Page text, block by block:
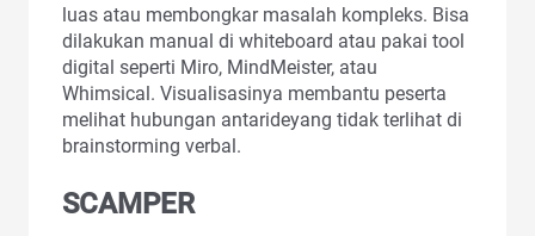
luas atau membongkar masalah kompleks. Bisa
dilakukan manual di whiteboard atau pakai tool
digital seperti Miro, MindMeister, atau
Whimsical. Visualisasinya membantu peserta
melihat hubungan antarideyang tidak terlihat di
brainstorming verbal.
SCAMPER